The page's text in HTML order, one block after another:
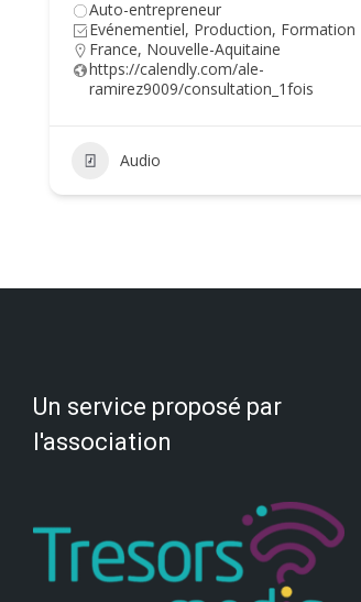
Auto-entrepreneur
Evénementiel, Production, Formation
France, Nouvelle-Aquitaine
https://calendly.com/ale-
ramirez9009/consultation_1fois
Audio
Un service proposé par
l'association